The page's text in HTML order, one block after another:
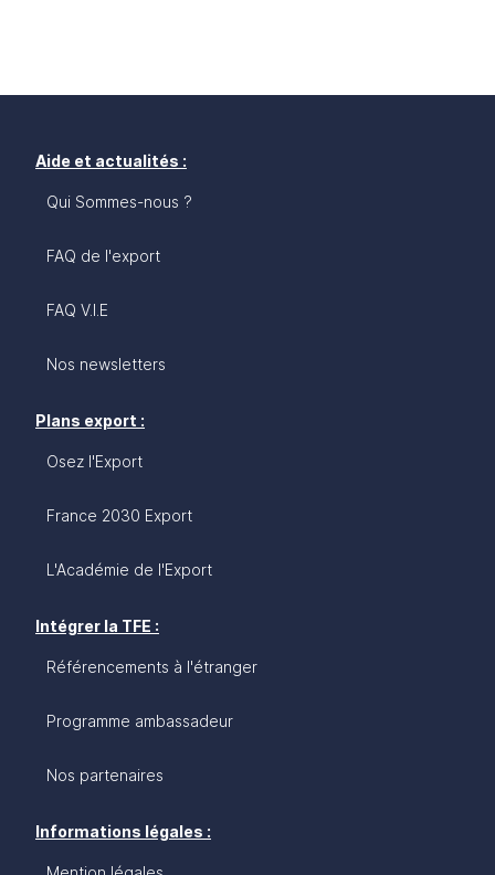
Aide et actualités :
Qui Sommes-nous ?
FAQ de l'export
FAQ V.I.E
Nos newsletters
Plans export :
Osez l'Export
France 2030 Export
L'Académie de l'Export
Intégrer la TFE :
Référencements à l'étranger
Programme ambassadeur
Nos partenaires
Informations légales :